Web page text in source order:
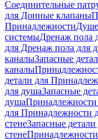
Соединительные
для Донные клапаны
Принадлежности
системыДренаж пола
для Дренаж пола для
каналыЗапасные
каналы
детали для
для душаЗапасные
душаПринадлежности
для Принадлежности
стенеЗапасные
стенеПринадлежности